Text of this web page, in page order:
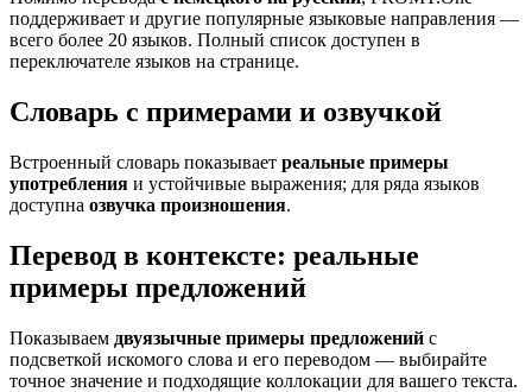
поддерживает и другие популярные языковые направления —
всего более 20 языков. Полный список доступен в
переключателе языков на странице.
Словарь с примерами и озвучкой
Встроенный словарь показывает реальные примеры
употребления и устойчивые выражения; для ряда языков
доступна озвучка произношения.
Перевод в контексте: реальные
примеры предложений
Показываем двуязычные примеры предложений с
подсветкой искомого слова и его переводом — выбирайте
точное значение и подходящие коллокации для вашего текста.